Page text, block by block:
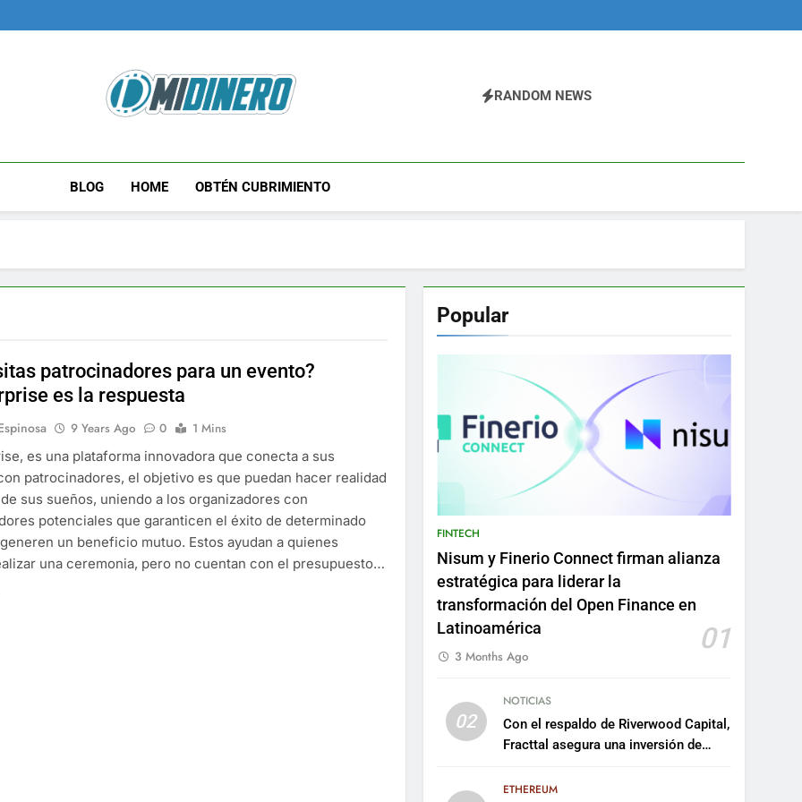
Midinero.co
RANDOM NEWS
BLOG HOME OBTÉN CUBRIMIENTO
patrocinadores para un evento?
es la respuesta
9 Years Ago 0
1 Mins
es una plataforma innovadora que conecta a sus
patrocinadores, el objetivo es que puedan hacer realidad
sus sueños, uniendo a los organizadores con
potenciales que garanticen el éxito de determinado
un beneficio mutuo. Estos ayudan a quienes
una ceremonia, pero no cuentan con el presupuesto…
Popular
FINTECH
Nisum y Finerio Connect firman alianza
estratégica para liderar la
transformación del Open Finance en
Latinoamérica
01
3 Months Ago
02
NOTICIAS
Con el respaldo de Riverwood Capital,
Fracttal asegura una inversión de
plataforma
ETHEREUM